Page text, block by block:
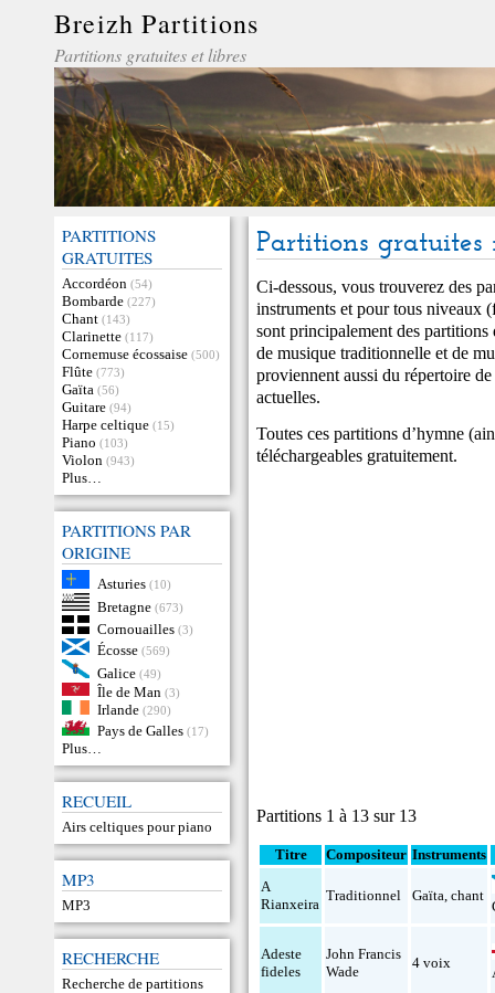
Breizh Partitions
Partitions gratuites et libres
PARTITIONS
GRATUITES
Accordéon (54)
Bombarde (227)
Chant (143)
Clarinette (117)
Cornemuse écossaise (500)
Flûte (773)
Gaïta (56)
Guitare (94)
Harpe celtique (15)
Piano (103)
Violon (943)
Plus…
PARTITIONS PAR
ORIGINE
Asturies (10)
Bretagne (673)
Cornouailles (3)
Écosse (569)
Galice (49)
Île de Man (3)
Irlande (290)
Pays de Galles (17)
Plus…
RECUEIL
Airs celtiques pour piano
MP3
MP3
RECHERCHE
Recherche de partitions
Partitions
Ci-dessous, vous trouverez des
instruments et pour tous niveaux
sont principalement des
de musique traditionnelle et de
proviennent aussi du répertoire
actuelles.
Toutes ces partitions d’hymne
téléchargeables gratuitement.
Partitions 1 à 13 sur 13
Titre Compositeur Instruments
A
Rianxeira
Traditionnel Gaïta,chant
Adeste
fideles
John Francis
Wade
4 voix